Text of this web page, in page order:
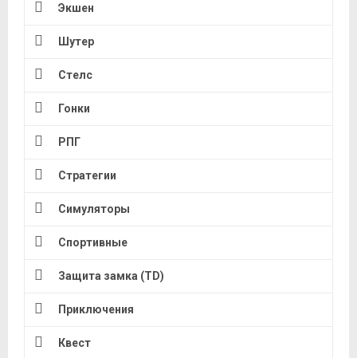
Экшен
Шутер
Стелс
Гонки
РПГ
Стратегии
Симуляторы
Спортивные
Защита замка (TD)
Приключения
Квест